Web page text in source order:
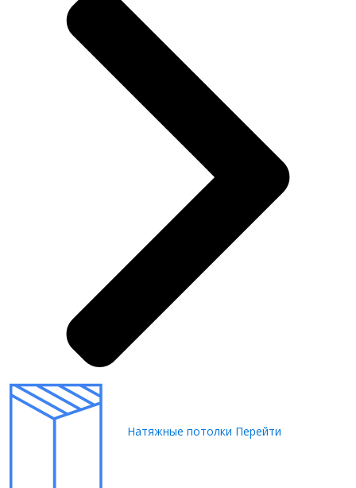
Натяжные потолки Перейти